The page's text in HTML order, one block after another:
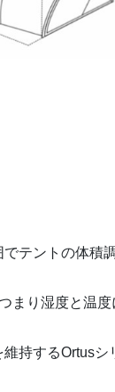
テントの体積
まり湿度と温
持するOrtusシ